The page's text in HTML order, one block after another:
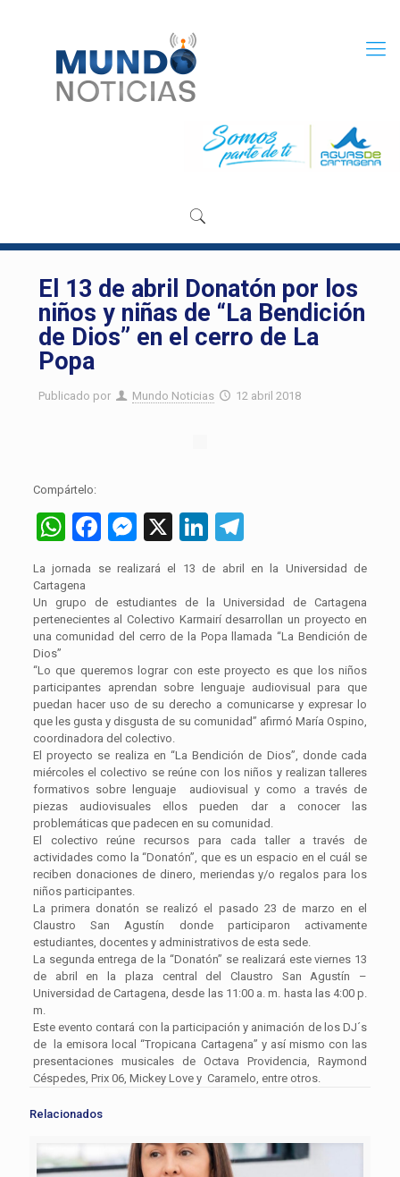
El 13 de abril Donatón por los
niños y niñas de “La Bendición
de Dios” en el cerro de La
Popa
Publicado por Mundo Noticias 12 abril 2018
Compártelo:
WhatsApp
Facebook
Messenger
X LinkedIn
La jornada se realizará el 13 de abril en la Universidad de
Cartagena
Un grupo de estudiantes de la Universidad de Cartagena
pertenecientes al Colectivo Karmairí desarrollan un proyecto en
una comunidad del cerro de la Popa llamada “La Bendición de
Dios”
“Lo que queremos lograr con este proyecto es que los niños
participantes aprendan sobre lenguaje audiovisual para que
puedan hacer uso de su derecho a comunicarse y expresar lo
que les gusta y disgusta de su comunidad” afirmó María Ospino,
coordinadora del colectivo.
El proyecto se realiza en “La Bendición de Dios”, donde cada
miércoles el colectivo se reúne con los niños y realizan talleres
formativos sobre lenguaje audiovisual y como a través de
piezas audiovisuales ellos pueden dar a conocer las
problemáticas que padecen en su comunidad.
El colectivo reúne recursos para cada taller a través de
actividades como la “Donatón”, que es un espacio en el cuál se
reciben donaciones de dinero, meriendas y/o regalos para los
niños participantes.
La primera donatón se realizó el pasado 23 de marzo en el
Claustro San Agustín donde participaron activamente
estudiantes, docentes y administrativos de esta sede.
La segunda entrega de la “Donatón” se realizará este viernes 13
de abril en la plaza central del Claustro San Agustín –
Universidad de Cartagena, desde las 11:00 a. m. hasta las 4:00 p.
m.
Este evento contará con la participación y animación de los DJ´s
de la emisora local “Tropicana Cartagena” y así mismo con las
presentaciones musicales de Octava Providencia, Raymond
Céspedes, Prix 06, Mickey Love y Caramelo, entre otros.
Relacionados